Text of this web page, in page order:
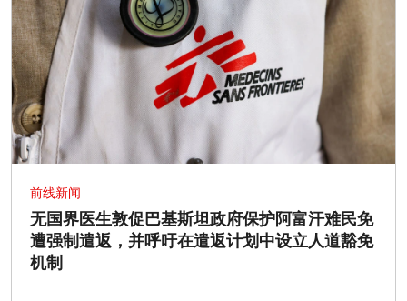
前线新闻
无国界医生敦促巴基斯坦政府保护阿富汗难民免
遭强制遣返，并呼吁在遣返计划中设立人道豁免
机制